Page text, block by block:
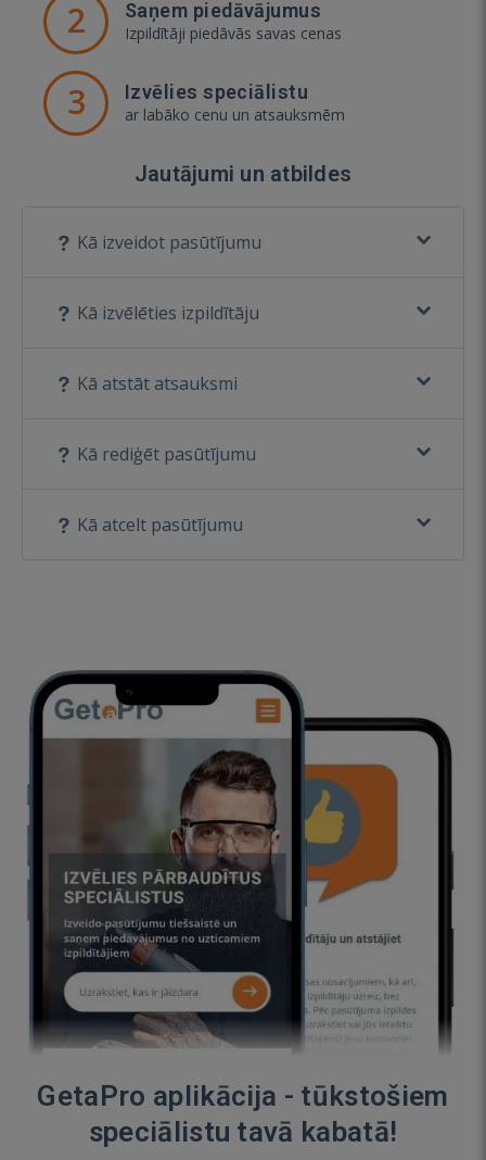
2 Saņem piedāvājumus
Izpildītāji piedāvās savas cenas
3 Izvēlies speciālistu
ar labāko cenu un atsauksmēm
Jautājumi un atbildes
Kā izveidot pasūtījumu
Kā izvēlēties izpildītāju
Kā atstāt atsauksmi
Kā rediģēt pasūtījumu
Kā atcelt pasūtījumu
GetaPro aplikācija - tūkstošiem
speciālistu tavā kabatā!